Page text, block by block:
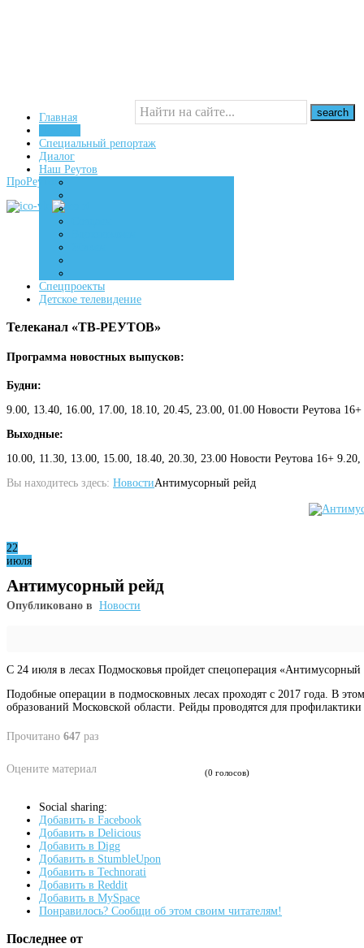
16+
ПроРеутов
Главная
Специальный репортаж
Диалог
Наш Реутов
Спецпроекты
Детское телевидение
Телеканал «ТВ-РЕУТОВ»
Программа новостных выпусков:
Будни:
9.00, 13.40, 16.00, 17.00, 18.10, 20.45, 23.00, 01.00 Новости Реутова
Выходные:
10.00, 11.30, 13.00, 15.00, 18.40, 20.30, 23.00 Новости Реутова 16+
Вы находитесь здесь: НовостиАнтимусорный рейд
22
июля
Антимусорный рейд
Опубликовано в Новости
С 24 июля в лесах Подмосковья пройдет спецоперация
Подобные операции в подмосковных лесах проходят с 2017 года. В
образований Московской области. Рейды проводятся для
Прочитано 647 раз
Оцените материал (0 голосов)
Social sharing:
Добавить в Facebook
Добавить в Delicious
Добавить в Digg
Добавить в StumbleUpon
Добавить в Technorati
Добавить в Reddit
Добавить в MySpace
Понравилось? Сообщи об этом своим читателям!
Последнее от